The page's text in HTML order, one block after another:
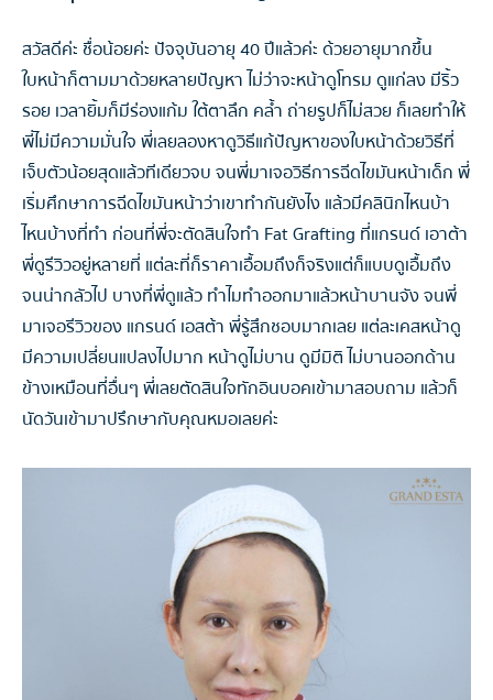
สวัสดีค่ะ ชื่อน้อยค่ะ ปัจจุบันอายุ 40 ปีแล้วค่ะ ด้วยอายุมากขึ้น
ใบหน้าก็ตามมาด้วยหลายปัญหา ไม่ว่าจะหน้าดูโทรม ดูแก่ลง มีริ้ว
รอย เวลายิ้มก็มีร่องแก้ม ใต้ตาลึก คล้ำ ถ่ายรูปก็ไม่สวย ก็เลยทำให้
พี่ไม่มีความมั่นใจ พี่เลยลองหาดูวิธีแก้ปัญหาของใบหน้าด้วยวิธีที่
เจ็บตัวน้อยสุดแล้วทีเดียวจบ จนพี่มาเจอวิธีการฉีดไขมันหน้าเด็ก พี่
เริ่มศึกษาการฉีดไขมันหน้าว่าเขาทำกันยังไง แล้วมีคลินิกไหนบ้า
ไหนบ้างที่ทำ ก่อนที่พี่จะตัดสินใจทำ Fat Grafting ที่แกรนด์ เอาต้า
พี่ดูรีวิวอยู่หลายที่ แต่ละที่ก็ราคาเอื้อมถึงก็จริงแต่ก็แบบดูเอื้มถึง
จนน่ากลัวไป บางที่พี่ดูแล้ว ทำไมทำออกมาแล้วหน้าบานจัง จนพี่
มาเจอรีวิวของ แกรนด์ เอสต้า พี่รู้สึกชอบมากเลย แต่ละเคสหน้าดู
มีความเปลี่ยนแปลงไปมาก หน้าดูไม่บาน ดูมีมิติ ไม่บานออกด้าน
ข้างเหมือนที่อื่นๆ พี่เลยตัดสินใจทักอินบอคเข้ามาสอบถาม แล้วก็
นัดวันเข้ามาปรึกษากับคุณหมอเลยค่ะ